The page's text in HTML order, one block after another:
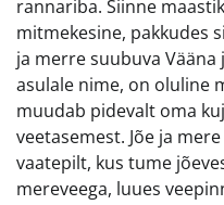
rannariba. Siinne
mitmekesine, pakkudes
ja merre suubuva Vääna
asulale nime, on oluline
muudab pidevalt oma
veetasemest. Jõe ja
vaatepilt, kus tume
mereveega, luues